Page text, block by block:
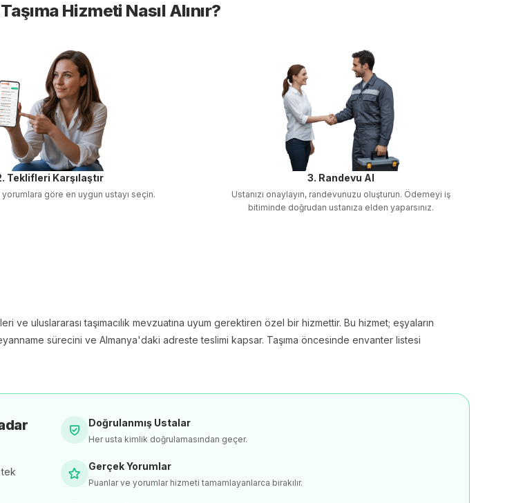
Hizmeti Nasıl Alınır?
Teklifleri Karşılaştır
göre en uygun ustayı seçin.
3. Randevu Al
Ustanızı onaylayın, randevunuzu oluşturun. Ödemeyi iş
bitiminde doğrudan ustanıza elden yaparsınız.
ve uluslararası taşımacılık mevzuatına uyum gerektiren özel bir hizmettir. Bu hizmet; eşyaların
sürecini ve Almanya'daki adreste teslimi kapsar. Taşıma öncesinde envanter listesi
Doğrulanmış Ustalar
Her usta kimlik doğrulamasından geçer.
Gerçek Yorumlar
Puanlar ve yorumlar hizmeti tamamlayanlarca bırakılır.